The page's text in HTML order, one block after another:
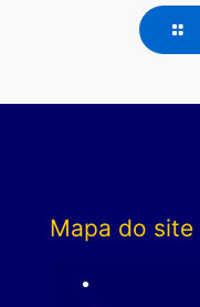
Mapa do site